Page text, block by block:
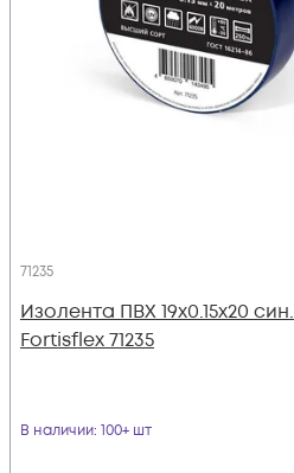
71235
Изолента ПВХ 19х0.15x20 син.
Fortisflex 71235
В наличии: 100+ шт